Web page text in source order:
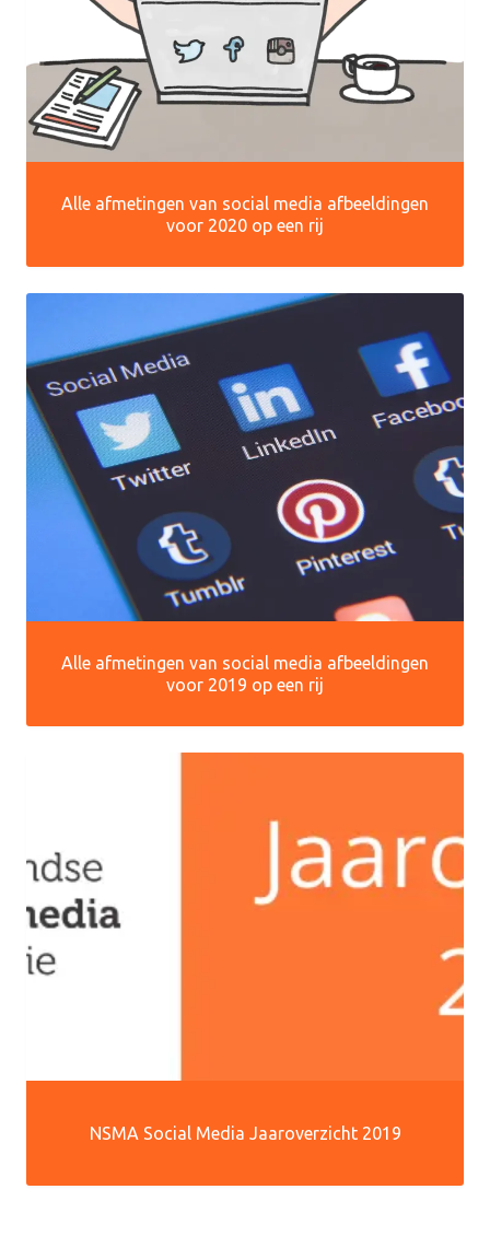
Alle afmetingen van social media afbeeldingen
voor 2020 op een rij
Alle afmetingen van social media afbeeldingen
voor 2019 op een rij
NSMA Social Media Jaaroverzicht 2019